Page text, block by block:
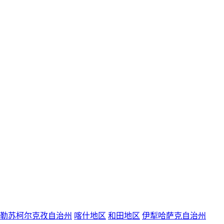
苏柯尔克孜自治州 喀什地区 和田地区 伊犁哈萨克自治州